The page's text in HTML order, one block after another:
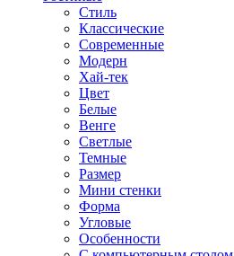
Стиль
Классические
Современные
Модерн
Хай-тек
Цвет
Белые
Венге
Светлые
Темные
Размер
Мини стенки
Форма
Угловые
Особенности